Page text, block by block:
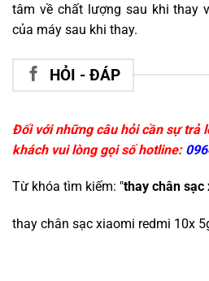
tâm về chất lượng sau khi thay
của máy sau khi thay.
HỎI - ĐÁP
Đối với những câu hỏi cần sự trả
khách vui lòng gọi số hotline:
Từ khóa tìm kiếm: "thay chân
thay chân sạc xiaomi redmi 10x